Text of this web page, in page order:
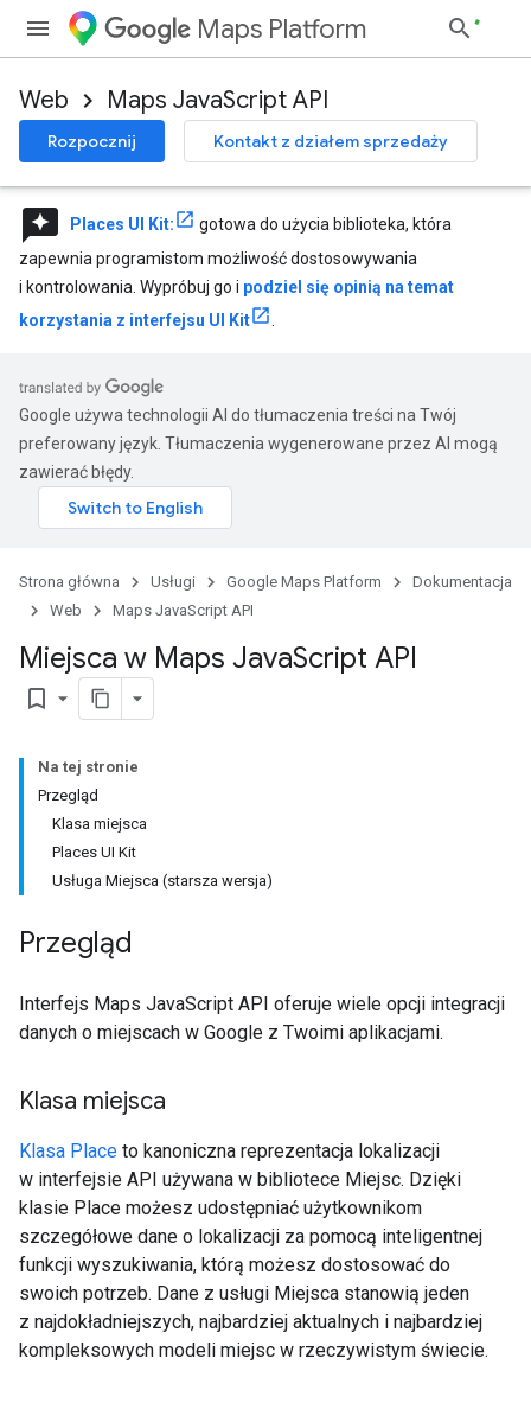
Maps Platform
Web Maps JavaScript API
Rozpocznij Kontakt z działem sprzedaży
reviews Places UI Kit:
gotowa do użycia biblioteka, która
zapewnia programistom możliwość dostosowywania
i kontrolowania. Wypróbuj go i podziel się opinią na temat
korzystania z interfejsu UI Kit
.
Google używa technologii AI do tłumaczenia treści na Twój
preferowany język. Tłumaczenia wygenerowane przez AI mogą
zawierać błędy.
Strona główna Usługi Google Maps Platform
Dokumentacja
Web
Maps JavaScript API
Miejsca w Maps JavaScript API
bookmark_border
Na tej stronie
Przegląd
Klasa miejsca
Places UI Kit
Usługa Miejsca (starsza wersja)
Przegląd
Interfejs Maps JavaScript API oferuje wiele opcji integracji
danych o miejscach w Google z Twoimi aplikacjami.
Klasa miejsca
Klasa Place to kanoniczna reprezentacja lokalizacji
w interfejsie API używana w bibliotece Miejsc. Dzięki
klasie Place możesz udostępniać użytkownikom
szczegółowe dane o lokalizacji za pomocą inteligentnej
funkcji wyszukiwania, którą możesz dostosować do
swoich potrzeb. Dane z usługi Miejsca stanowią jeden
z najdokładniejszych, najbardziej aktualnych i najbardziej
kompleksowych modeli miejsc w rzeczywistym świecie.